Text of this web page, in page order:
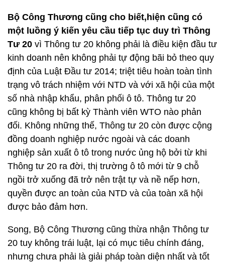
Bộ Công Thương cũng cho biết,hiện cũng có
một luồng ý kiến yêu cầu tiếp tục duy trì Thông
Tư 20 vì Thông tư 20 không phải là điều kiện đầu tư
kinh doanh nên không phải tự động bãi bỏ theo quy
định của Luật Đầu tư 2014; triệt tiêu hoàn toàn tình
trạng vô trách nhiệm với NTD và với xã hội của một
số nhà nhập khẩu, phân phối ô tô. Thông tư 20
cũng không bị bất kỳ Thành viên WTO nào phản
đối. Không những thế, Thông tư 20 còn được cộng
đồng doanh nghiệp nước ngoài và các doanh
nghiệp sản xuất ô tô trong nước ủng hộ bởi từ khi
Thông tư 20 ra đời, thị trường ô tô mới từ 9 chỗ
ngồi trở xuống đã trở nên trật tự và nề nếp hơn,
quyền được an toàn của NTD và của toàn xã hội
được bảo đảm hơn.
Song, Bộ Công Thương cũng thừa nhận Thông tư
20 tuy không trái luật, lại có mục tiêu chính đáng,
nhưng chưa phải là giải pháp toàn diện nhất và tốt